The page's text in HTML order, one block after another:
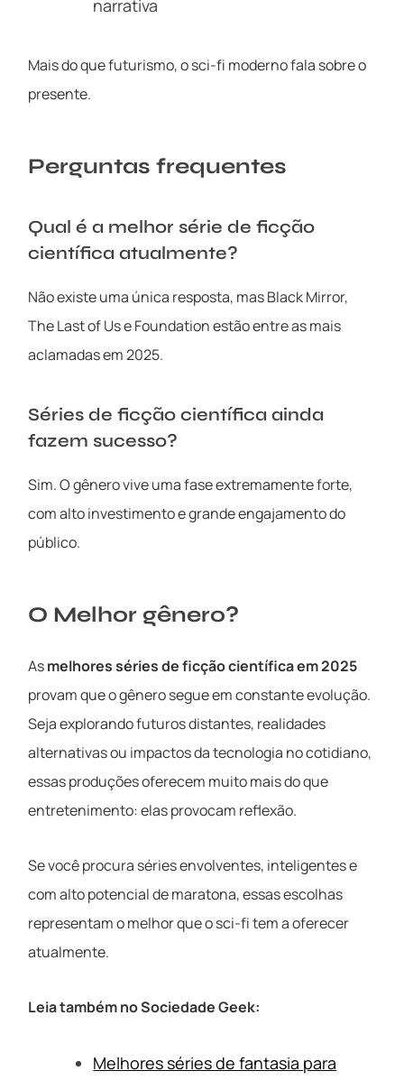
narrativa
Mais do que futurismo, o sci-fi moderno fala sobre o
presente.
Perguntas frequentes
Qual é a melhor série de ficção
científica atualmente?
Não existe uma única resposta, mas Black Mirror,
The Last of Us e Foundation estão entre as mais
aclamadas em 2025.
Séries de ficção científica ainda
fazem sucesso?
Sim. O gênero vive uma fase extremamente forte,
com alto investimento e grande engajamento do
público.
O Melhor gênero?
Asmelhores séries de ficção científica em 2025
provam que o gênero segue em constante evolução.
Seja explorando futuros distantes, realidades
alternativas ou impactos da tecnologia no cotidiano,
essas produções oferecem muito mais do que
entretenimento: elas provocam reflexão.
Se você procura séries envolventes, inteligentes e
com alto potencial de maratona, essas escolhas
representam o melhor que o sci-fi tem a oferecer
atualmente.
Leia também no Sociedade Geek:
Melhores séries de fantasia para